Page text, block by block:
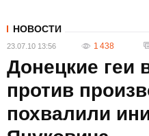
НОВОСТИ
23.07.10 13:56 1 438
Донецкие геи
против
похвалили